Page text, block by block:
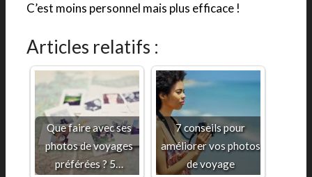
C’est moins personnel mais plus efficace !
Articles relatifs :
Que faire avec ses
photos de voyages
préférées ? 5…
7 conseils pour
améliorer vos photos
de voyage